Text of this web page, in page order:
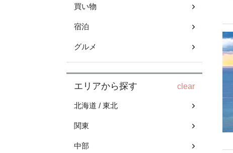
買い物
宿泊
グルメ
エリアから探す clear
北海道 / 東北
関東
中部